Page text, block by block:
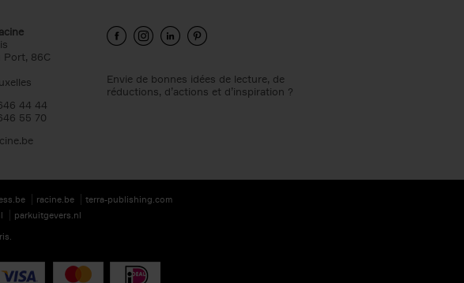
Port, 86C
44 44
55 70
Envie de bonnes idées de lecture, de
réductions, d’actions et d’inspiration ?
racine.be
terra-publishing.com
parkuitgevers.nl